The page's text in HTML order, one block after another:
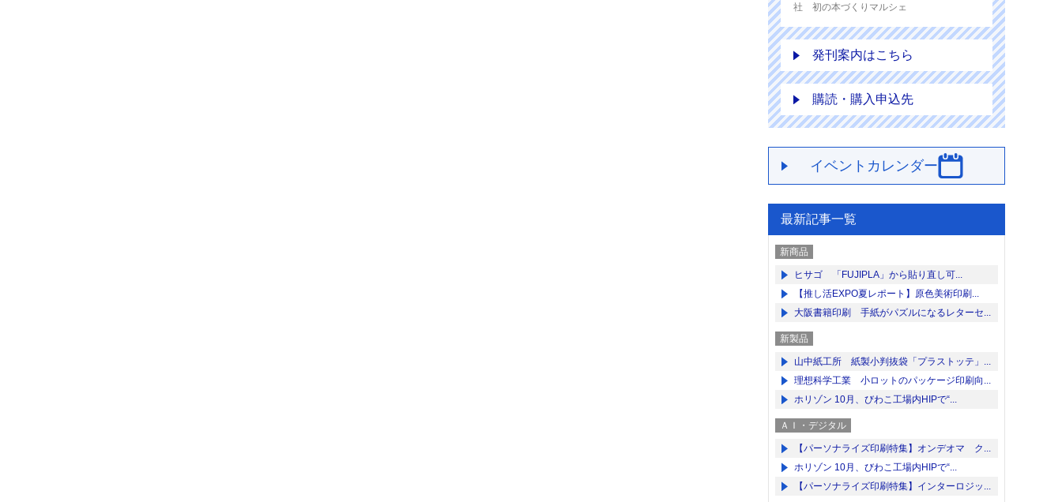
社 初の本づくりマルシェ
発刊案内はこちら
購読・購入申込先
イベントカレンダー
最新記事一覧
新商品
ヒサゴ 「FUJIPLA」から貼り直し可...
【推し活EXPO夏レポート】原色美術印刷...
大阪書籍印刷 手紙がパズルになるレターセ...
新製品
山中紙工所 紙製小判抜袋「プラストッテ」...
理想科学工業 小ロットのパッケージ印刷向...
ホリゾン 10月、びわこ工場内HIPで“...
ＡＩ・デジタル
【パーソナライズ印刷特集】オンデオマ ク...
ホリゾン 10月、びわこ工場内HIPで“...
【パーソナライズ印刷特集】インターロジッ...